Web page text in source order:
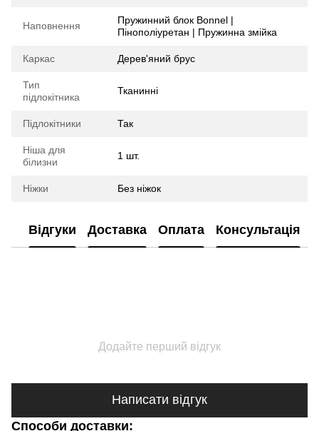
Наповнення
Пружинний блок Bonnel |
Пінополіуретан | Пружинна змійка
Каркас Дерев'яний брус
Тип
підлокітника
Тканинні
Підлокітники Так
Ніша для
білизни
1 шт.
Ніжки Без ніжок
Відгуки Доставка Оплата Консультація
Додайте перший відгук
Написати відгук
Способи доставки: